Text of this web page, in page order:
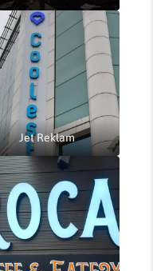
Jet Reklam